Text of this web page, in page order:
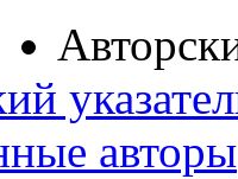
авторы